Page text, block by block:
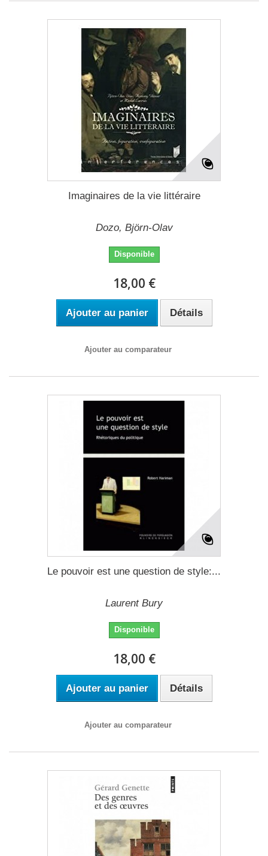
Imaginaires de la vie littéraire
Dozo, Björn-Olav
Disponible
18,00 €
Ajouter au panier Détails
Ajouter au comparateur
Le pouvoir est une question de style:...
Laurent Bury
Disponible
18,00 €
Ajouter au panier Détails
Ajouter au comparateur